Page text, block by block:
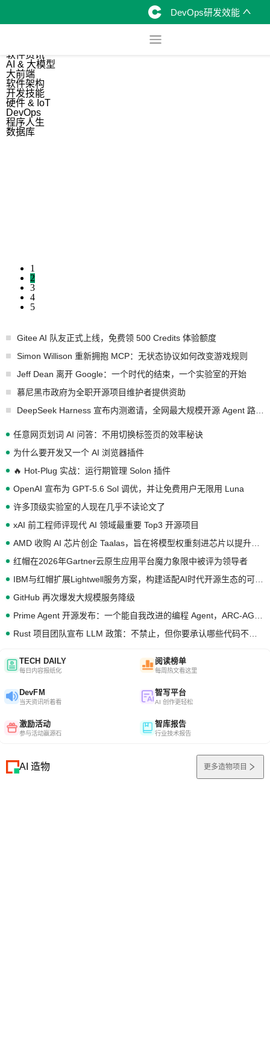
DevOps研发效能
软件资讯
AI & 大模型
大前端
软件架构
开发技能
硬件 & IoT
DevOps
程序人生
数据库
1
2
3
4
5
Gitee AI 队友正式上线，免费领 500 Credits 体验额度
Simon Willison 重新拥抱 MCP：无状态协议如何改变游戏规则
Jeff Dean 离开 Google：一个时代的结束，一个实验室的开始
慕尼黑市政府为全职开源项目维护者提供资助
任意网页划词 AI 问答：不用切换标签页的效率秘诀
为什么要开发又一个 AI 浏览器插件
🔥 Hot-Plug 实战：运行期管理 Solon 插件
OpenAI 宣布为 GPT-5.6 Sol 调优，并让免费用户无限用 Luna
许多顶级实验室的人现在几乎不读论文了
xAI 前工程师评现代 AI 领域最重要 Top3 开源项目
红帽在2026年Gartner云原生应用平台魔力象限中被评为领导者
GitHub 再次爆发大规模服务降级
TECH DAILY
每日内容报纸化
阅读榜单
每周热文看这里
DevFM
当天资讯听着看
智写平台
AI 创作更轻松
激励活动
参与活动赢源石
智库报告
行业技术报告
AI 造物 更多造物项目